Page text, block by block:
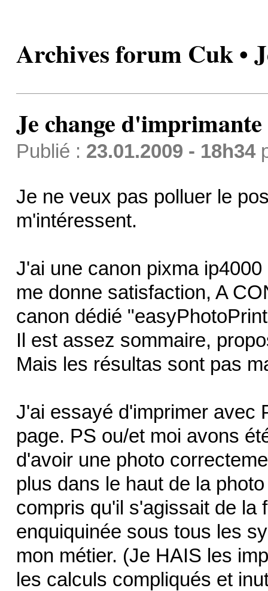
Archives forum Cuk •
Je change d'imprimante
Publié : 23.01.2009 - 18h34
Je ne veux pas polluer le
m'intéressent.
J'ai une canon pixma
me donne satisfaction, A
canon dédié
Il est assez sommaire,
Mais les résultas sont pas
J'ai essayé d'imprimer avec
page. PS ou/et moi avons
d'avoir une photo
plus dans le haut de la
compris qu'il s'agissait de la
enquiquinée sous tous les
mon métier. (Je HAIS les
les calculs compliqués et